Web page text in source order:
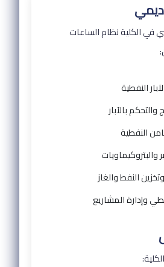
في الكلية نظام الساعات
النفطية
بالآبار
النفطية
والبتروكيماويات
النفط والغاز
وإدارة المشاريع